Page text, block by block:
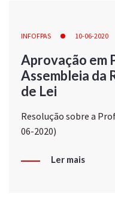
INFOFPAS 10-06-2020
Aprovação em
Assembleia da
de Lei
Resolução sobre a
06-2020)
Ler mais